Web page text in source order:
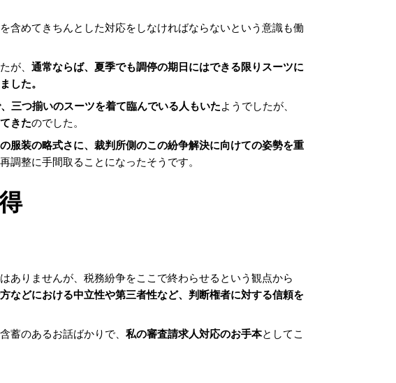
含めてきちんとした対応をしなければならないという意識も働
が、 通常ならば、夏季でも調停の期日にはできる限りスーツに
した。
三つ揃いのスーツを着て臨んでいる人もいたようでしたが、
きたのでした。
服装の略式さに、裁判所側のこの紛争解決に向けての姿勢を重
調整に手間取ることになったそうです。
ありませんが、税務紛争をここで終わらせるという観点から
などにおける中立性や第三者性など、判断権者に対する信頼を
蓄のあるお話ばかりで、 私の審査請求人対応のお手本としてこ